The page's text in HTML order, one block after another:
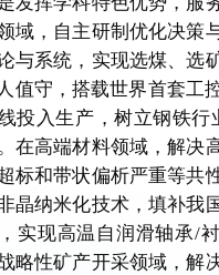
域，自主研制优化决策
与系统，实现选煤、选
值守，搭载世界首套工
投入生产，树立钢铁行
在高端材料领域，解决
标和带状偏析严重等共
晶纳米化技术，填补我
实现高温自润滑轴承/
略性矿产开采领域，解